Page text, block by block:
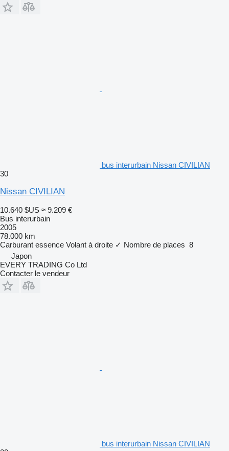
bus interurbain Nissan CIVILIAN
30
Nissan CIVILIAN
10.640 $US ≈ 9.209 €
Bus interurbain
2005
78.000 km
Carburant essence Volant à droite ✓ Nombre de places 8
Japon
EVERY TRADING Co Ltd
Contacter le vendeur
bus interurbain Nissan CIVILIAN